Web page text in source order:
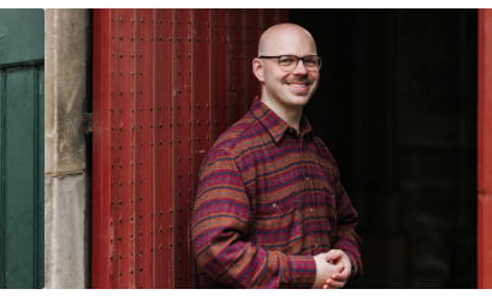
Onlangs mocht Rokus Maasland zingen op
een afscheidsbijeenkomst van een man die
ALS had. Hij had het samen met zijn
vrouw georganiseerd om nog één keer zijn
vrienden en familie te ontmoeten voor hij
zou sterven. Twee weken
later zong Rokus bij zijn uitvaart.